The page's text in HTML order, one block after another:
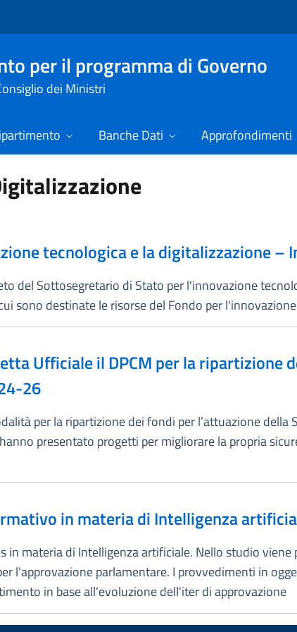
per il programma di Governo
dei Ministri
Banche Dati Approfondimenti
tecnologica e la digitalizzazione –
del Sottosegretario di Stato per l'innovazione
sono destinate le risorse del Fondo per
Ufficiale il DPCM per la ripartizione
26
per la ripartizione dei fondi per l’attuazione
presentato progetti per migliorare la propria
in materia di Intelligenza
in materia di Intelligenza artificiale. Nello studio
l'approvazione parlamentare. I provvedimenti in
in base all'evoluzione dell'iter di approvazione